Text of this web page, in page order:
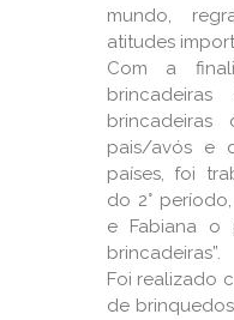
mundo,
atitudes
Com a
pais/avós e
países, foi
do 2°
e Fabiana o
brincadeiras”.
Foi realizado
de